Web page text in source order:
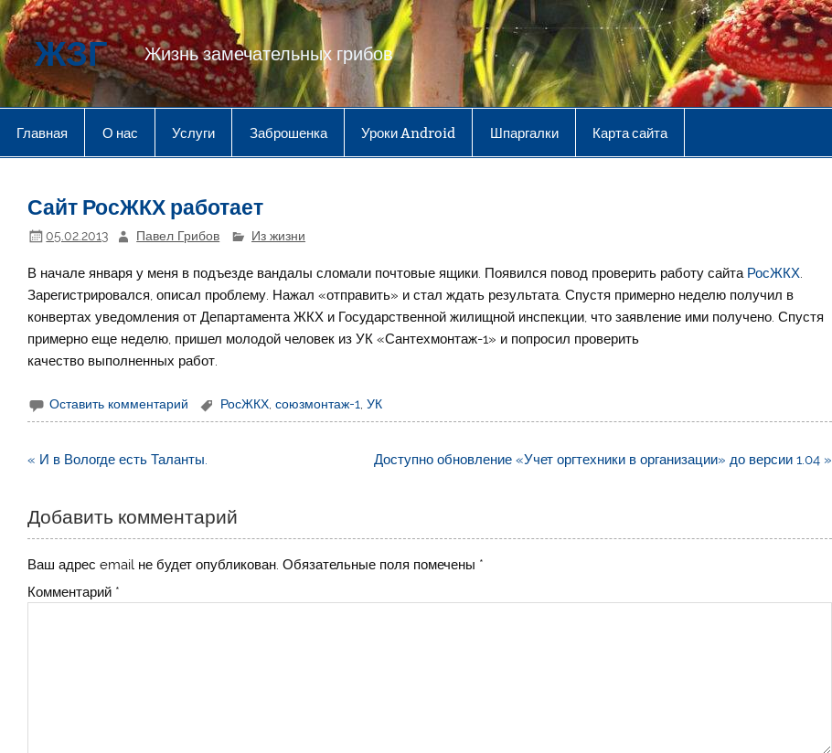
Перейти
к
содержимому
ЖЗГ Жизнь замечательных грибов
Главная О нас Услуги Заброшенка Уроки Android Шпаргалки Карта сайта
Сайт РосЖКХ работает
05.02.2013 Павел Грибов Из жизни
В начале января у меня в подъезде вандалы сломали почтовые ящики. Появился повод проверить работу сайта РосЖКХ.
Зарегистрировался, описал проблему. Нажал «отправить» и стал ждать результата. Спустя примерно неделю получил в
конвертах уведомления от Департамента ЖКХ и Государственной жилищной инспекции, что заявление ими получено. Спустя
примерно еще неделю, пришел молодой человек из УК «Сантехмонтаж-1» и попросил проверить
качество выполненных работ.
Оставить комментарий РосЖКХ ,союзмонтаж-1 ,УК
Навигация
« И в Вологде есть Таланты. Доступно обновление «Учет оргтехники в организации» до версии 1.04 »
Добавить комментарий
Ваш адрес email не будет опубликован. Обязательные поля помечены *
Комментарий *